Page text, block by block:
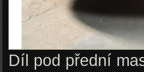
Díl pod přední